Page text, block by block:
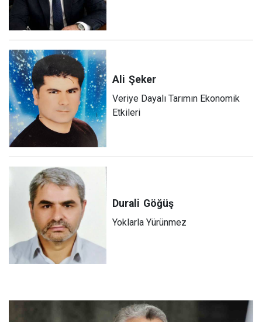
Ali Şeker
Veriye Dayalı Tarımın Ekonomik
Etkileri
Durali Göğüş
Yoklarla Yürünmez